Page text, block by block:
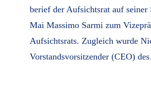
berief der Aufsichtsrat auf seiner
Mai Massimo Sarmi zum
Aufsichtsrats. Zugleich wurde
Vorstandsvorsitzender (CEO)